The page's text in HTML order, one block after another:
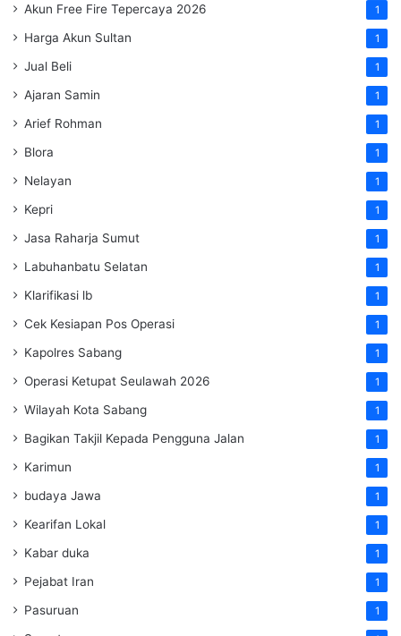
Akun Free Fire Tepercaya 2026 1
Harga Akun Sultan 1
Jual Beli 1
Ajaran Samin 1
Arief Rohman 1
Blora 1
Nelayan 1
Kepri 1
Jasa Raharja Sumut 1
Labuhanbatu Selatan 1
Klarifikasi lb 1
Cek Kesiapan Pos Operasi 1
Kapolres Sabang 1
Operasi Ketupat Seulawah 2026 1
Wilayah Kota Sabang 1
Bagikan Takjil Kepada Pengguna Jalan 1
Karimun 1
budaya Jawa 1
Kearifan Lokal 1
Kabar duka 1
Pejabat Iran 1
Pasuruan 1